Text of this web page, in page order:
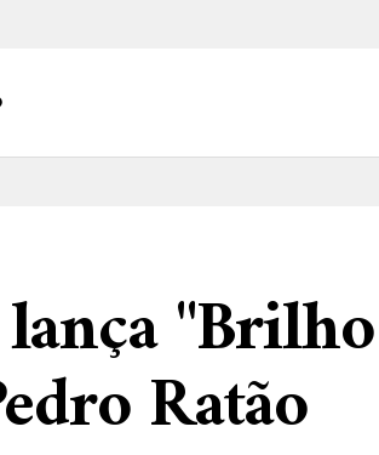
Ratão